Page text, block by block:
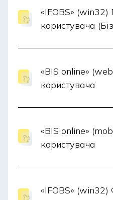
«IFOBS» (win32)
користувача
«BIS online»
користувача
«BIS online»
користувача
«IFOBS» (win32)